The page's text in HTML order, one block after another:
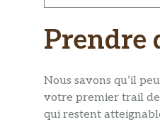
Prendre
Nous savons qu’il
votre premier trail de
qui restent